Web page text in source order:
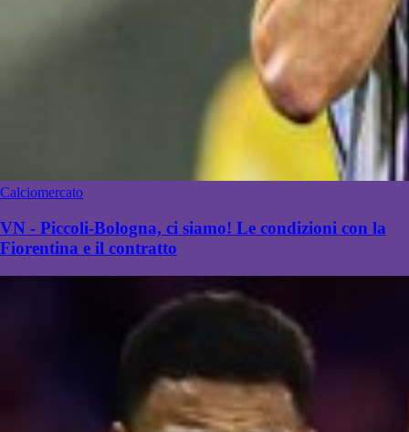
Calciomercato
VN - Piccoli-Bologna, ci siamo! Le condizioni con la
Fiorentina e il contratto